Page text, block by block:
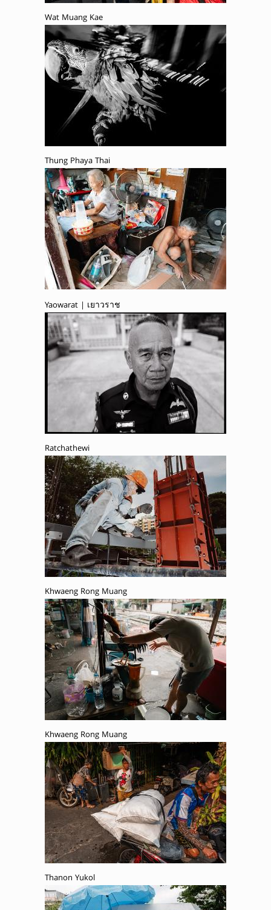
Wat Muang Kae
Thung Phaya Thai
Yaowarat | เยาวราช
Ratchathewi
Khwaeng Rong Muang
Khwaeng Rong Muang
Thanon Yukol